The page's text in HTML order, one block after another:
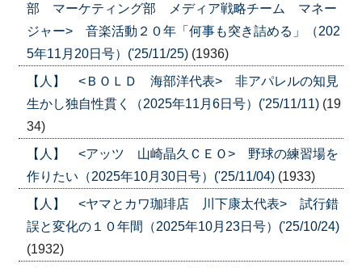
部 マーケティング部 メディア戦略チーム マネー
ジャー> 音楽活動２０年「何事も突き詰める」（202
5年11月20日号）('25/11/25) (1936)
【人】 <ＢＯＬＤ 海部洋代表> 非アパレルの知見
生かし独自性貫く（2025年11月6日号）('25/11/11) (19
34)
【人】 <アッツ 山崎晶久ＣＥＯ> 野球の練習場を
作りたい（2025年10月30日号）('25/11/04) (1933)
【人】 <ヤマとカワ珈琲店 川下康太代表> 試行錯
誤と変化の１０年間（2025年10月23日号）('25/10/24)
(1932)